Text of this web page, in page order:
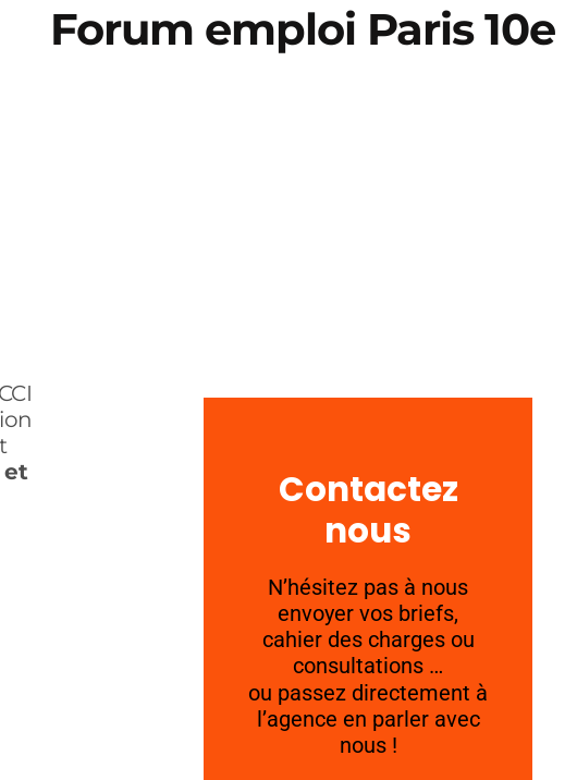
Forum emploi Paris 10e
et
Contactez
nous
N’hésitez pas à nous
envoyer vos briefs,
cahier des charges ou
consultations …
ou passez directement à
l’agence en parler avec
nous !